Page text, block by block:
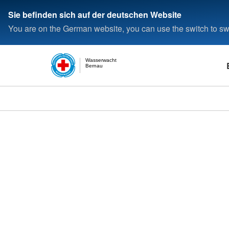
Sie befinden sich auf der deutschen Website
You are on the German website, you can use the switch to
Bernau
Wasserwacht